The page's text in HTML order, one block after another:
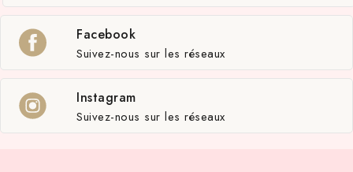
Facebook
Suivez-nous sur les réseaux
Instagram
Suivez-nous sur les réseaux